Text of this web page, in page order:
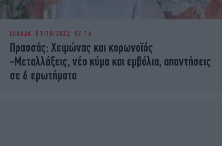
ΕΛΛΑΔΑ 01/10/2022 07:16
Πρασσάς: Χειμώνας και κορωνοϊός
-Μεταλλάξεις, νέο κύμα και εμβόλια, απαντήσεις
σε 6 ερωτήματα